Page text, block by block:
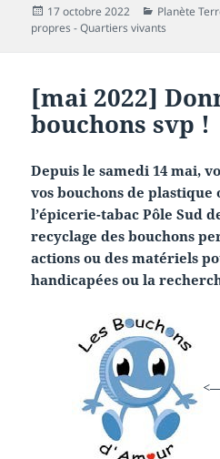
Publié
le
17 octobre 2022 Catégories
Planète
propres - Quartiers vivants
[mai 2022]
bouchons svp !
Depuis le samedi 14 mai,
vos bouchons de plastique
l’épicerie-tabac Pôle Sud
recyclage des bouchons
actions ou des matériels
handicapées ou la